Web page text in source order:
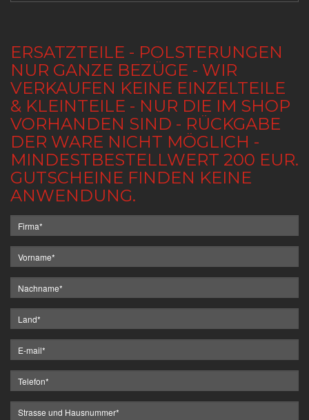
ERSATZTEILE - POLSTERUNGEN
NUR GANZE BEZÜGE - WIR
VERKAUFEN KEINE EINZELTEILE
& KLEINTEILE - NUR DIE IM SHOP
VORHANDEN SIND - RÜCKGABE
DER WARE NICHT MÖGLICH -
MINDESTBESTELLWERT 200 EUR.
GUTSCHEINE FINDEN KEINE
ANWENDUNG.